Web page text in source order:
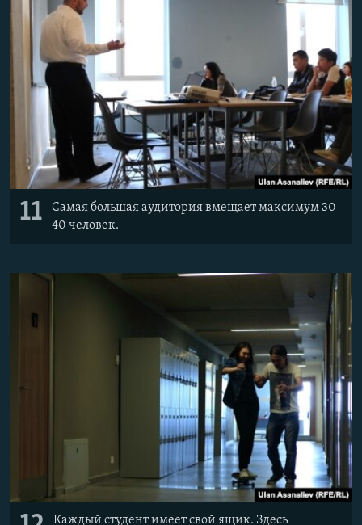
11
Самая большая аудитория вмещает максимум 30-
40 человек.
Каждый студент имеет свой ящик. Здесь